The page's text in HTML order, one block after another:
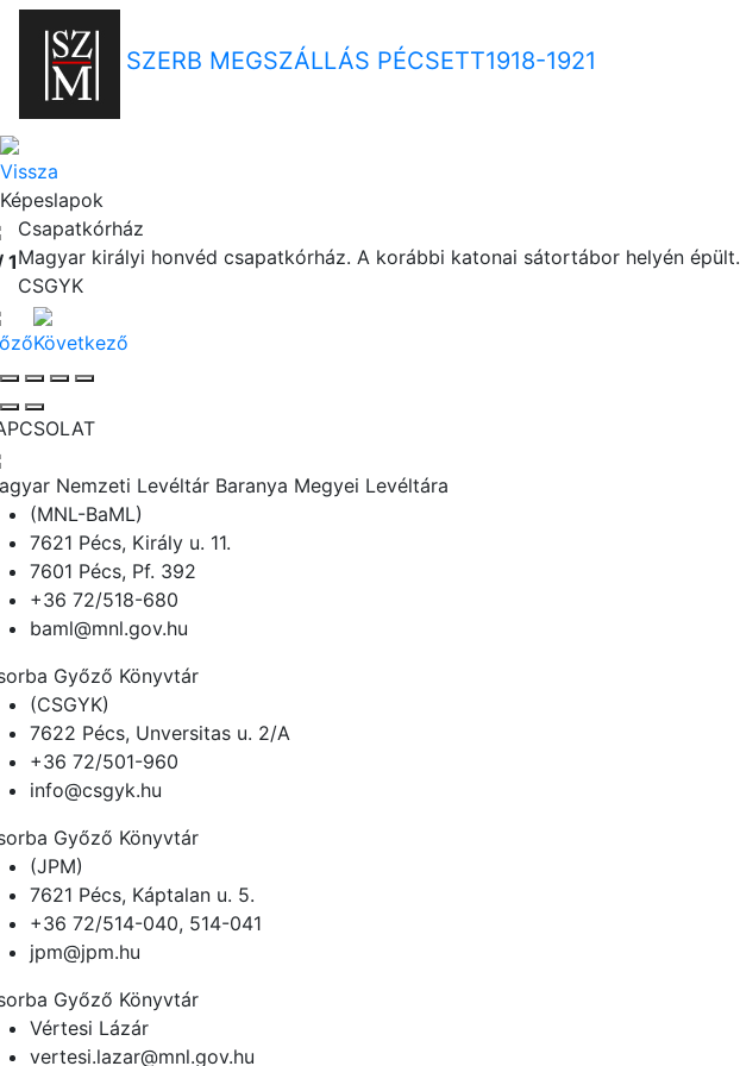
SZERB MEGSZÁLLÁS PÉCSETT1918-1921
Vissza
Képeslapok
1
Csapatkórház
Magyar királyi honvéd csapatkórház. A korábbi katonai sátortábor helyén épült.
CSGYK
Következő
Nemzeti Levéltár Baranya Megyei Levéltára
(MNL-BaML)
7621 Pécs, Király u. 11.
7601 Pécs, Pf. 392
+36 72/518-680
baml@mnl.gov.hu
Győző Könyvtár
(CSGYK)
7622 Pécs, Unversitas u. 2/A
+36 72/501-960
info@csgyk.hu
Győző Könyvtár
(JPM)
7621 Pécs, Káptalan u. 5.
+36 72/514-040, 514-041
jpm@jpm.hu
Győző Könyvtár
Vértesi Lázár
vertesi.lazar@mnl.gov.hu